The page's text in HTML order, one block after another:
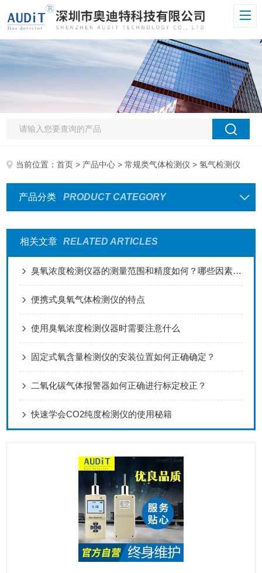
当前位置：首页 > 产品中心 >常规类气体检测仪 > 氢气检测仪
产品分类 PRODUCT CATEGORY
相关文章 RELATED ARTICLES
臭氧浓度检测仪器的测量范围和精度如何？哪些因素会影响其准确性？
便携式臭氧气体检测仪的特点
使用臭氧浓度检测仪器时需要注意什么
固定式氧含量检测仪的安装位置如何正确确定？
二氧化碳气体报警器如何正确进行标定校正？
快速学会CO2纯度检测仪的使用秘籍